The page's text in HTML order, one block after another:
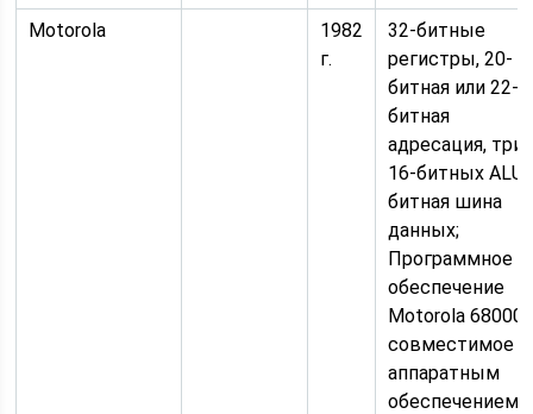
Motorola
1982
г.
32-битные
регистры, 20-
битная или 22-
битная
адресация, три
16-битных ALU,
битная шина
данных;
Программное
обеспечение
Motorola 68000,
совместимое с
аппаратным
обеспечением